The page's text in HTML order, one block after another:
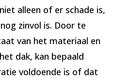
alleen of er schade is,
zinvol is. Door te
van het materiaal en
dak, kan bepaald
voldoende is of dat